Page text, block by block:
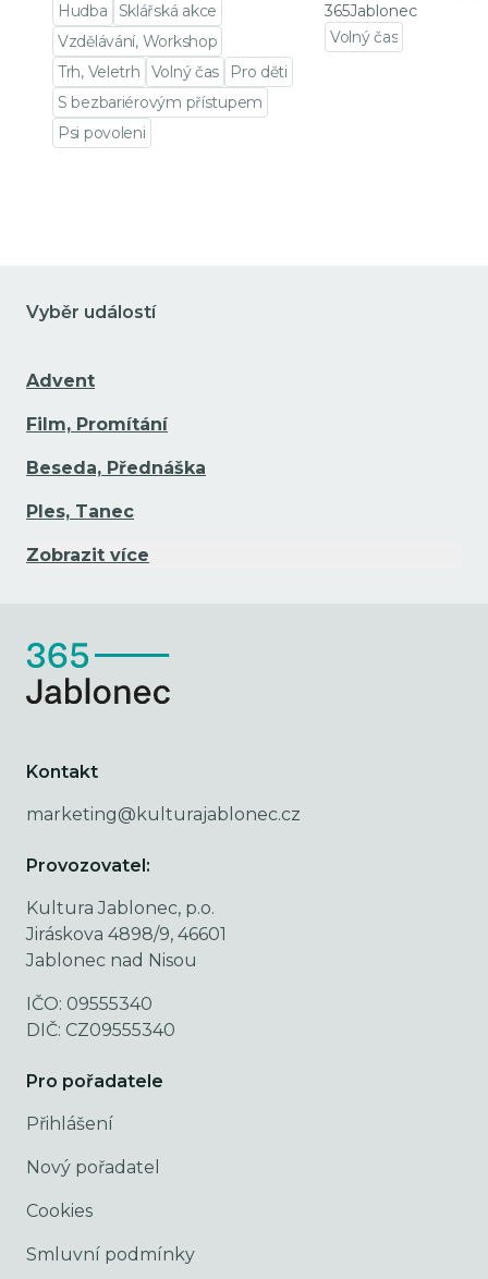
Hudba
Sklářská akce
Vzdělávání, Workshop
Trh, Veletrh
Volný čas
Pro děti
S bezbariérovým přístupem
Psi povoleni
365Jablonec
Volný čas
Vyběr událostí
Advent
Film, Promítání
Beseda, Přednáška
Ples, Tanec
Zobrazit více
Kontakt
marketing@kulturajablonec.cz
Provozovatel:
Kultura Jablonec, p.o.
Jiráskova 4898/9, 46601
Jablonec nad Nisou
IČO: 09555340
DIČ: CZ09555340
Pro pořadatele
Přihlášení
Nový pořadatel
Cookies
Smluvní podmínky